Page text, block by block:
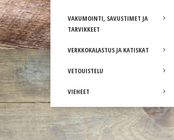
VAKUMOINTI, SAVUSTIMET JA
TARVIKKEET
VERKKOKALASTUS JA KATISKAT
VETOUISTELU
VIEHEET